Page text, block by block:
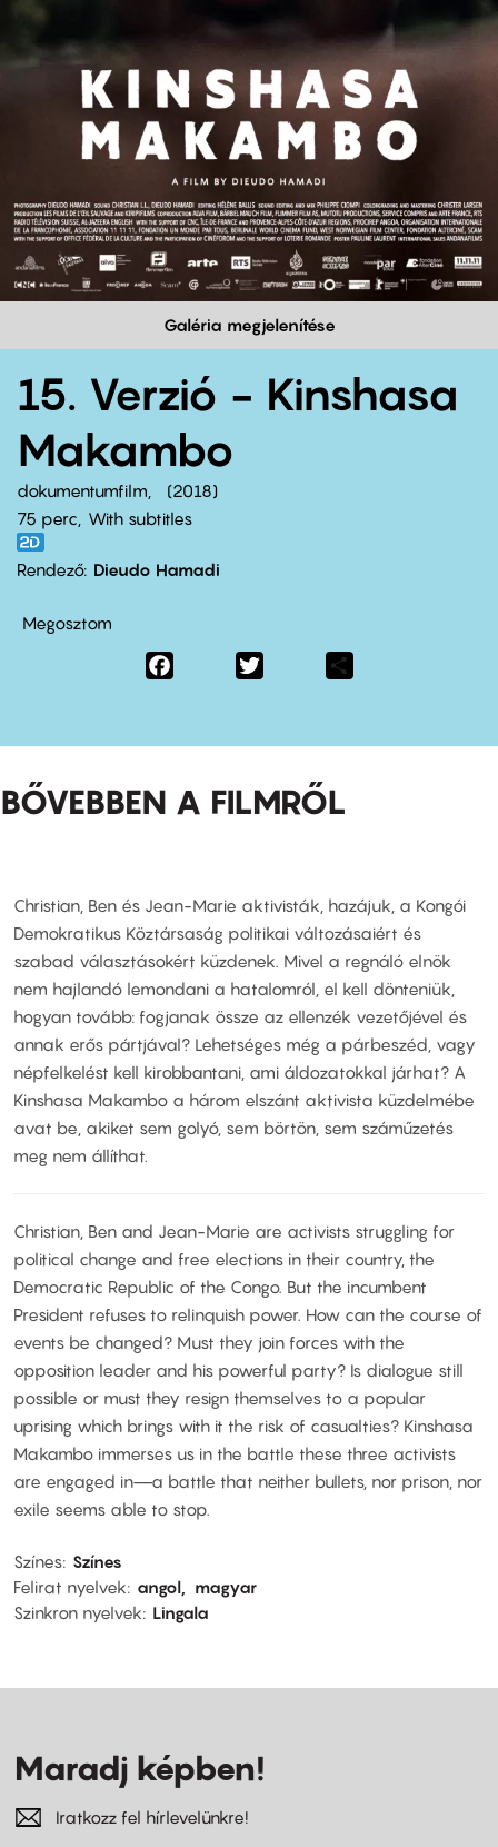
Galéria megjelenítése
15. Verzió - Kinshasa
Makambo
dokumentumfilm
2018
75 perc,
With subtitles
Rendező Dieudo Hamadi
Megosztom
Facebook
BŐVEBBEN A FILMRŐL
Christian, Ben és Jean-Marie aktivisták, hazájuk, a Kongói
Demokratikus Köztársaság politikai változásaiért és
szabad választásokért küzdenek. Mivel a regnáló elnök
nem hajlandó lemondani a hatalomról, el kell dönteniük,
hogyan tovább: fogjanak össze az ellenzék vezetőjével és
annak erős pártjával? Lehetséges még a párbeszéd, vagy
népfelkelést kell kirobbantani, ami áldozatokkal járhat? A
Kinshasa Makambo a három elszánt aktivista küzdelmébe
avat be, akiket sem golyó, sem börtön, sem száműzetés
meg nem állíthat.
Christian, Ben and Jean-Marie are activists struggling for
political change and free elections in their country, the
Democratic Republic of the Congo. But the incumbent
President refuses to relinquish power. How can the course of
events be changed? Must they join forces with the
opposition leader and his powerful party? Is dialogue still
possible or must they resign themselves to a popular
uprising which brings with it the risk of casualties? Kinshasa
Makambo immerses us in the battle these three activists
are engaged in—a battle that neither bullets, nor prison, nor
exile seems able to stop.
Színes Színes
Felirat nyelvek
angol
magyar
Szinkron nyelvek
Lingala
Maradj képben!
Iratkozz fel hírlevelünkre!